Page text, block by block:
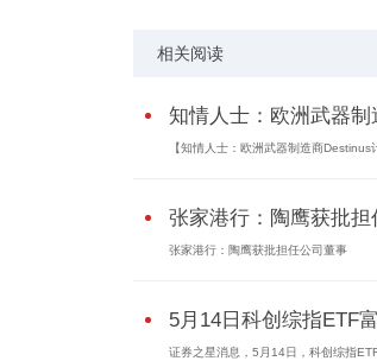
相关阅读
知情人士：欧洲武器
【知情人士：欧洲武器制造商
张家港行：陶鹰获批
张家港行：陶鹰获批担任公司董事
5月14日科创综指ETF
证券之星消息，5月14日，科创综指